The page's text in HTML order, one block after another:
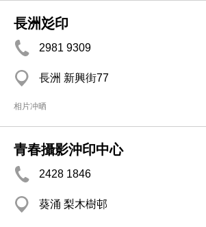
長洲彣印
2981 9309
長洲 新興街77
相片冲晒
青春攝影沖印中心
2428 1846
葵涌 梨木樹邨